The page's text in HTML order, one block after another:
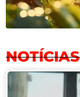
NOTÍCIAS